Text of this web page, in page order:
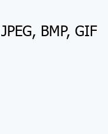
BMP, GIF